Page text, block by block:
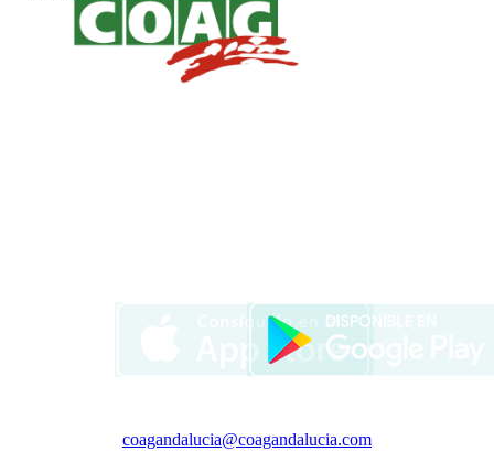
coagandalucia@coagandalucia.com